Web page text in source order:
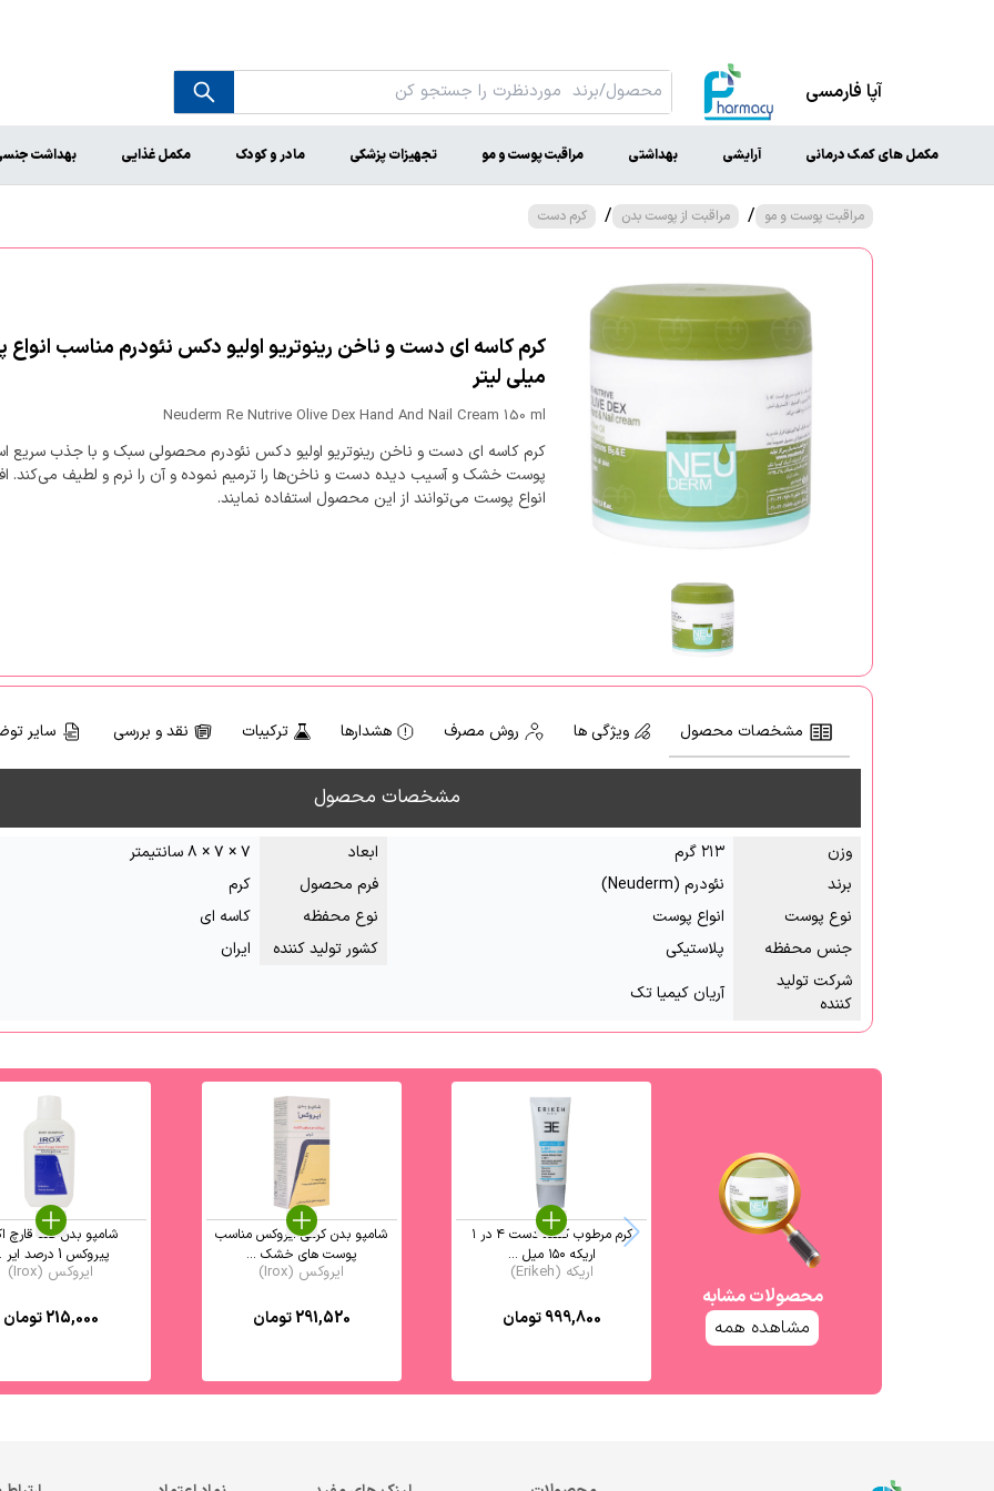
آپا فارمسی
مکمل های کمک درمانی آرایشی بهداشتی مراقبت پوست و مو تجهیزات پزشکی مادر و کودک مکمل غذایی بهداشت
مراقبت پوست و مو / مراقبت از پوست بدن / کرم دست
میلی لیتر
Neuderm Re Nutrive Olive Dex Hand And Nail Cream 150 ml
کرم کاسه ای دست و ناخن رینوتریو اولیو دکس نئودرم محصولی سبک و با جذب سریع
پوست خشک و آسیب دیده دست و ناخن‌ها را ترمیم نموده و آن را نرم و لطیف می‌کند.
انواع پوست می‌توانند از این محصول استفاده نمایند.
مشخصات محصول ویژگی ها روش مصرف هشدارها ترکیبات نقد و بررسی سایر
مشخصات محصول
وزن ۲۱۳ گرم ابعاد
۷ × ۷ × ۸ سانتیمتر
برند
نئودرم (Neuderm) فرم محصول
کرم
نوع پوست
انواع پوست نوع محفظه
کاسه ای
جنس محفظه
پلاستیکی کشور تولید کننده
ایران
شرکت تولید
کننده
آریان کیمیا تک
محصولات مشابه
مشاهده همه
کرم مرطوب کننده دست ۴ در ۱
اریکه ۱۵۰ میل ...
اریکه (Erikeh)
999,800تومان
شامپو بدن کرمی ایروکس مناسب
پوست های خشک ...
ایروکس (Irox)
291,520تومان
شامپو بدن ضد قارچ
پیروکس 1 درصد ایر ...
ایروکس (Irox)
215,000تومان